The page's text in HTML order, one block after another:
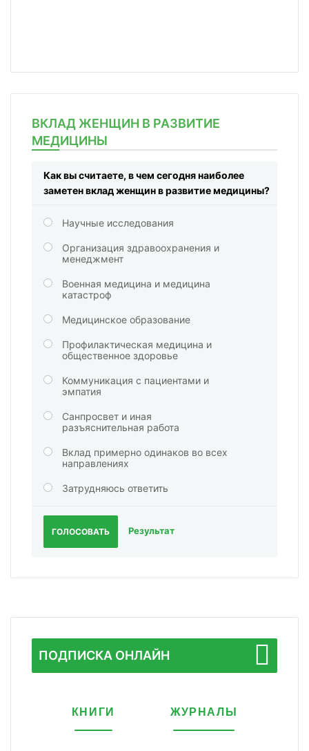
ВКЛАД ЖЕНЩИН В РАЗВИТИЕ
МЕДИЦИНЫ
Как вы считаете, в чем сегодня наиболее
заметен вклад женщин в развитие медицины?
Научные исследования
Организация здравоохранения и
менеджмент
Военная медицина и медицина
катастроф
Медицинское образование
Профилактическая медицина и
общественное здоровье
Коммуникация с пациентами и
эмпатия
Санпросвет и иная
разъяснительная работа
Вклад примерно одинаков во всех
направлениях
Затрудняюсь ответить
ГОЛОСОВАТЬ Результат
ПОДПИСКА ОНЛАЙН
КНИГИ ЖУРНАЛЫ